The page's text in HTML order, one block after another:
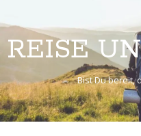
REISE
Bist Du bereit,